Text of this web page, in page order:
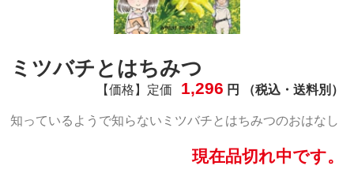
ミツバチとはちみつ
【価格】定価 1,296 円 （税込・送料別）
知っているようで知らないミツバチとはちみつのおはなし
現在品切れ中です。